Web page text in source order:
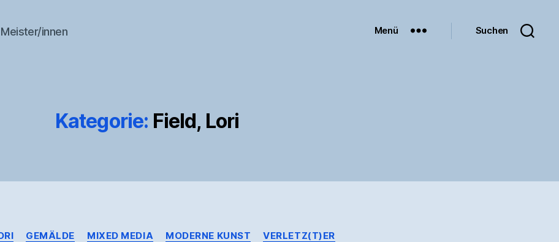
innen Menü Suchen
Kategorie: Field, Lori
Kategorien
GEMÄLDE MIXED MEDIA MODERNE KUNST VERLETZ(T)ER